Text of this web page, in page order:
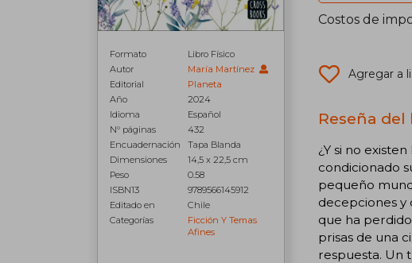
Formato
Libro Físico
Autor
María Martínez
Editorial
Planeta
Año
2024
Idioma
Español
N° páginas
432
Encuadernación
Tapa Blanda
Dimensiones
14,5 x 22,5 cm
Peso
0.58
ISBN13
9789566145912
Editado en
Chile
Categorías
Ficción Y Temas
Afines
Costos de
Agregar a
Reseña
¿Y si no
condicionado
pequeño
decepciones y
que ha
prisas de una
respuesta. Un